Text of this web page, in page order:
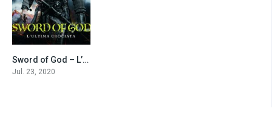
5.5Sword of God – L’ultima crociata (2018)
Jul. 23, 2020